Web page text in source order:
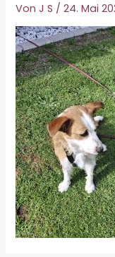
VonJ S /24. Mai